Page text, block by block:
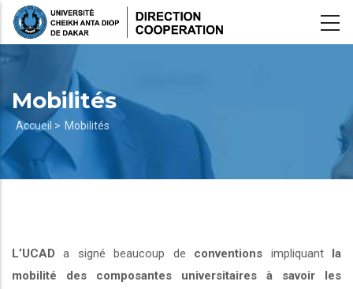
Aller
Mobilités
Fil
d'Ariane
Accueil > Mobilités
L’UCAD a signé beaucoup de conventions impliquant la
mobilité des composantes universitaires à savoir les